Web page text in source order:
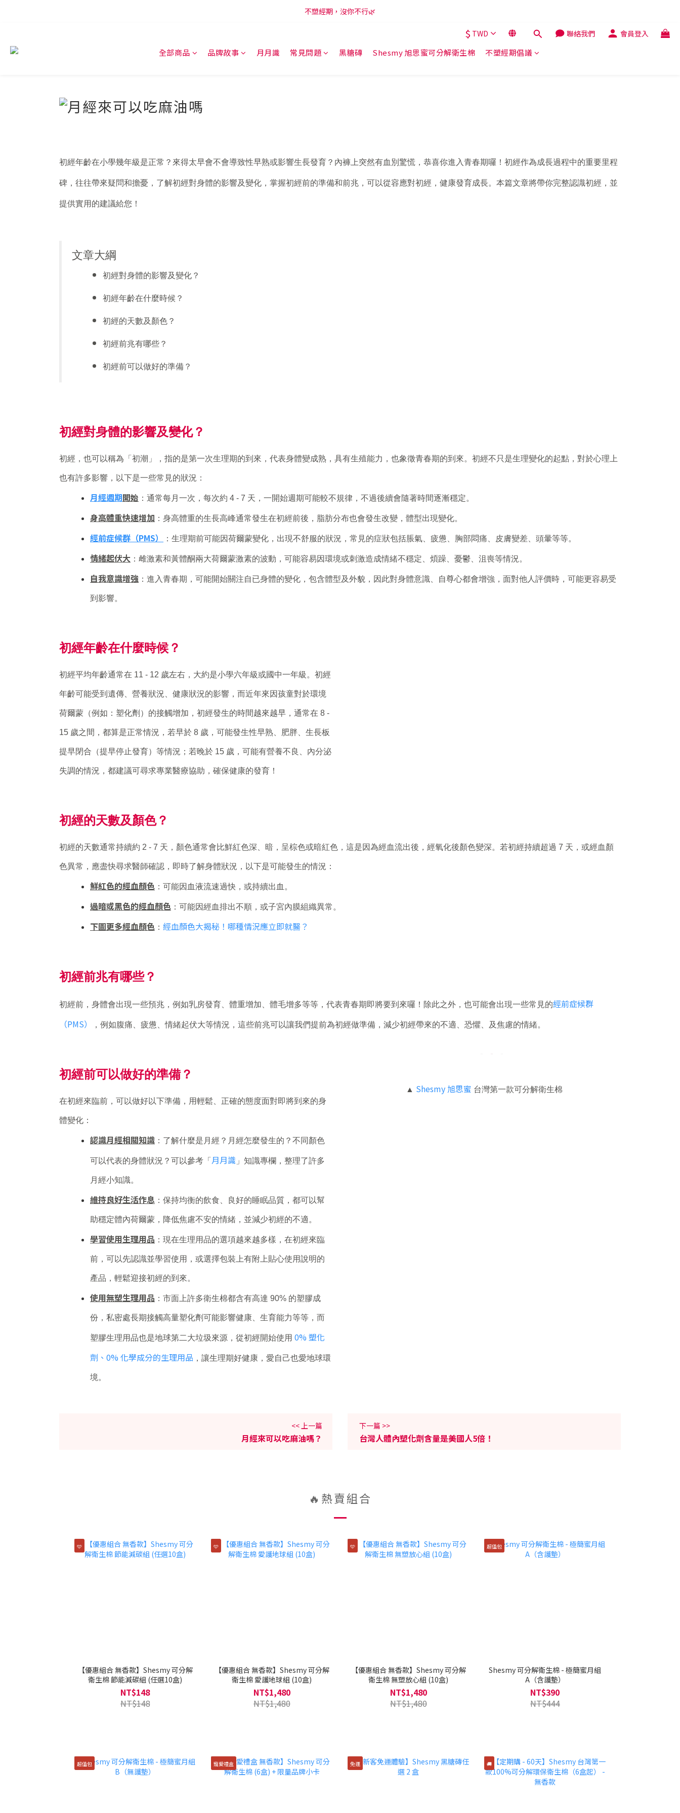
新會員享購物金100元，開啟LINE訂閱再領50元😍
不塑經期，沒你不行🌿
$ TWD 聯絡我們 會員登入
全部商品 品牌故事 月月識 常見問題 黑糖磚 Shesmy 旭思蜜可分解衛生棉 不塑經期倡議
初經年齡在小學幾年級是正常？來得太早會不會導致性早熟或影響生長發育？內褲上突然有血別驚慌，恭喜你進入青春期囉！初經作為成長過程中的重要里程
碑，往往帶來疑問和擔憂，了解初經對身體的影響及變化，掌握初經前的準備和前兆，可以從容應對初經，健康發育成長。本篇文章將帶你完整認識初經，並
提供實用的建議給您！
文章大綱
初經對身體的影響及變化？
初經年齡在什麼時候？
初經的天數及顏色？
初經前兆有哪些？
初經前可以做好的準備？
初經對身體的影響及變化？
初經，也可以稱為「初潮」，指的是第一次生理期的到來，代表身體變成熟，具有生殖能力，也象徵青春期的到來。初經不只是生理變化的起點，對於心理上
也有許多影響，以下是一些常見的狀況：
月經週期開始 ：通常每月一次，每次約 4 - 7 天，一開始週期可能較不規律，不過後續會隨著時間逐漸穩定。
身高體重快速增加 ：身高體重的生長高峰通常發生在初經前後，脂肪分布也會發生改變，體型出現變化。
經前症候群（PMS） ：生理期前可能因荷爾蒙變化，出現不舒服的狀況，常見的症狀包括脹氣、疲憊、胸部悶痛、皮膚變差、頭暈等等。
情緒起伏大 ：雌激素和黃體酮兩大荷爾蒙激素的波動，可能容易因環境或刺激造成情緒不穩定、煩躁、憂鬱、沮喪等情況。
自我意識增強 ：進入青春期，可能開始關注自已身體的變化，包含體型及外貌，因此對身體意識、自尊心都會增強，面對他人評價時，可能更容易受
到影響。
初經年齡在什麼時候？
初經平均年齡通常在 11 - 12 歲左右，大約是小學六年級或國中一年級。初經
年齡可能受到遺傳、營養狀況、健康狀況的影響，而近年來因孩童對於環境
荷爾蒙（例如：塑化劑）的接觸增加，初經發生的時間越來越早，通常在 8 -
15 歲之間，都算是正常情況，若早於 8 歲，可能發生性早熟、肥胖、生長板
提早閉合（提早停止發育）等情況；若晚於 15 歲，可能有營養不良、內分泌
失調的情況，都建議可尋求專業醫療協助，確保健康的發育！
初經的天數及顏色？
初經的天數通常持續約 2 - 7 天，顏色通常會比鮮紅色深、暗，呈棕色或暗紅色，這是因為經血流出後，經氧化後顏色變深。若初經持續超過 7 天，或經血顏
色異常，應盡快尋求醫師確認，即時了解身體狀況，以下是可能發生的情況：
鮮紅色的經血顏色 ：可能因血液流速過快，或持續出血。
過暗或黑色的經血顏色 ：可能因經血排出不順，或子宮內膜組織異常。
下圖更多經血顏色 ： 經血顏色大揭秘！哪種情況應立即就醫？
初經前兆有哪些？
初經前，身體會出現一些預兆，例如乳房發育、體重增加、體毛增多等等，代表青春期即將要到來囉！除此之外，也可能會出現一些常見的經前症候群
（PMS）
，例如腹痛、疲憊、情緒起伏大等情況，這些前兆可以讓我們提前為初經做準備，減少初經帶來的不適、恐懼、及焦慮的情緒。
初經前可以做好的準備？
在初經來臨前，可以做好以下準備，用輕鬆、正確的態度面對即將到來的身
體變化：
認識月經相關知識 ：了解什麼是月經？月經怎麼發生的？不同顏色
可以代表的身體狀況？可以參考「 月月識 」知識專欄，整理了許多
月經小知識。
維持良好生活作息 ：保持均衡的飲食、良好的睡眠品質，都可以幫
助穩定體內荷爾蒙，降低焦慮不安的情緒，並減少初經的不適。
學習使用生理用品 ：現在生理用品的選項越來越多樣，在初經來臨
前，可以先認識並學習使用，或選擇包裝上有附上貼心使用說明的
產品，輕鬆迎接初經的到來。
使用無塑生理用品 ：市面上許多衛生棉都含有高達 90% 的塑膠成
份，私密處長期接觸高量塑化劑可能影響健康、生育能力等等，而
塑膠生理用品也是地球第二大垃圾來源，從初經開始使用 0% 塑化
劑、0% 化學成分的生理用品 ，讓生理期好健康，愛自己也愛地球環
境。
▲ Shesmy 旭思蜜 台灣第一款可分解衛生棉
<< 上一篇
月經來可以吃麻油嗎？
下一篇 >>
台灣人體內塑化劑含量是美國人5倍！
🔥熱賣組合
🩵
【優惠組合 無香款】Shesmy 可分解
衛生棉 節能減碳組 (任選10盒)
NT$148
NT$148
🩵
【優惠組合 無香款】Shesmy 可分解
衛生棉 愛護地球組 (10盒)
NT$1,480
NT$1,480
🩵
【優惠組合 無香款】Shesmy 可分解
衛生棉 無塑放心組 (10盒)
NT$1,480
NT$1,480
超值包
Shesmy 可分解衛生棉 - 極簡蜜月組
A（含護墊）
NT$390
NT$444
超值包 寵愛禮盒 免運 🚚